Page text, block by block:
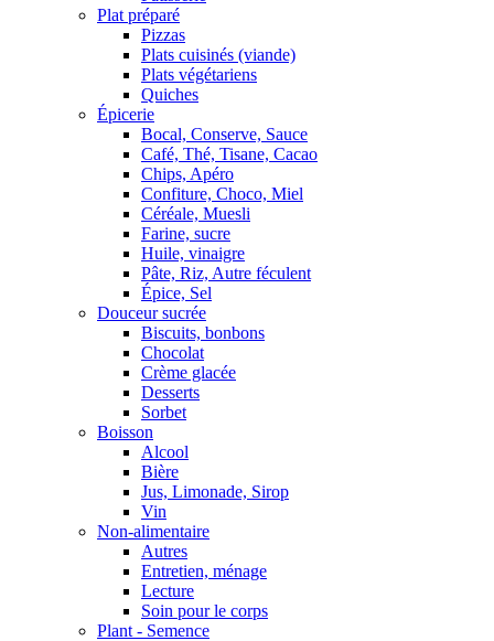
Plat préparé
Pizzas
Plats cuisinés (viande)
Plats végétariens
Quiches
Épicerie
Bocal, Conserve, Sauce
Café, Thé, Tisane, Cacao
Chips, Apéro
Confiture, Choco, Miel
Céréale, Muesli
Farine, sucre
Huile, vinaigre
Pâte, Riz, Autre féculent
Épice, Sel
Douceur sucrée
Biscuits, bonbons
Chocolat
Crème glacée
Desserts
Sorbet
Boisson
Alcool
Bière
Jus, Limonade, Sirop
Vin
Non-alimentaire
Autres
Entretien, ménage
Lecture
Soin pour le corps
Plant - Semence